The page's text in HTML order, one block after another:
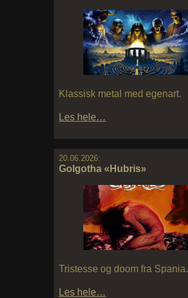
Klassisk metal med egenart.
Les hele…
20.06.2026:
Golgotha «Hubris»
Tristesse og doom fra Spania.
Les hele…